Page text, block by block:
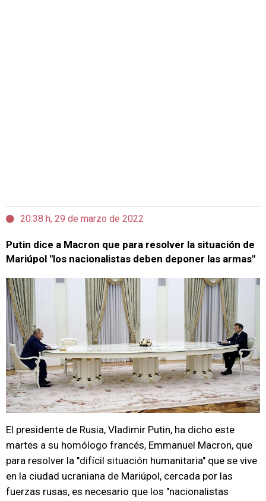
20:38 h, 29 de marzo de 2022
Putin dice a Macron que para resolver la situación de
Mariúpol "los nacionalistas deben deponer las armas"
El presidente de Rusia, Vladimir Putin, ha dicho este
martes a su homólogo francés, Emmanuel Macron, que
para resolver la "difícil situación humanitaria" que se vive
en la ciudad ucraniana de Mariúpol, cercada por las
fuerzas rusas, es necesario que los "nacionalistas